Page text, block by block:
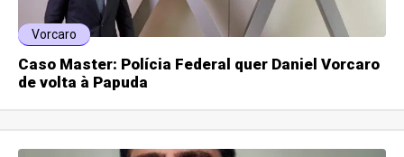
Vorcaro
Caso Master: Polícia Federal quer Daniel Vorcaro
de volta à Papuda